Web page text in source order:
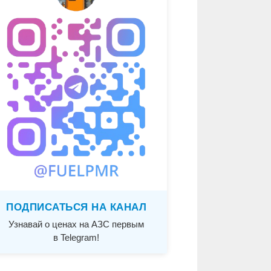
ПОДПИСАТЬСЯ НА КАНАЛ
Узнавай о ценах на АЗС первым
в Telegram!